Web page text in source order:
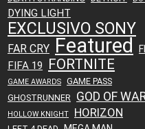
DYING LIGHT
EXCLUSIVO SONY
FAR CRY Featured
FIFA 19 FORTNITE
GAME AWARDS
GAME PASS
GHOSTRUNNER GOD OF
HOLLOW KNIGHT HORIZON